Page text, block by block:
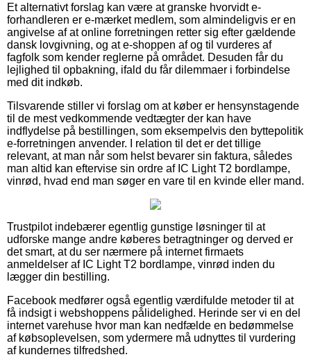
Et alternativt forslag kan være at granske hvorvidt e-
forhandleren er e-mærket medlem, som almindeligvis er en
angivelse af at online forretningen retter sig efter gældende
dansk lovgivning, og at e-shoppen af og til vurderes af
fagfolk som kender reglerne på området. Desuden får du
lejlighed til opbakning, ifald du får dilemmaer i forbindelse
med dit indkøb.
Tilsvarende stiller vi forslag om at køber er hensynstagende
til de mest vedkommende vedtægter der kan have
indflydelse på bestillingen, som eksempelvis den byttepolitik
e-forretningen anvender. I relation til det er det tillige
relevant, at man når som helst bevarer sin faktura, således
man altid kan eftervise sin ordre af IC Light T2 bordlampe,
vinrød, hvad end man søger en vare til en kvinde eller mand.
Trustpilot indebærer egentlig gunstige løsninger til at
udforske mange andre køberes betragtninger og derved er
det smart, at du ser nærmere på internet firmaets
anmeldelser af IC Light T2 bordlampe, vinrød inden du
lægger din bestilling.
Facebook medfører også egentlig værdifulde metoder til at
få indsigt i webshoppens pålidelighed. Herinde ser vi en del
internet varehuse hvor man kan nedfælde en bedømmelse
af købsoplevelsen, som ydermere må udnyttes til vurdering
af kundernes tilfredshed.